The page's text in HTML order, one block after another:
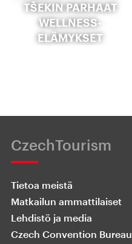
TŠEKIN PARHAAT
WELLNESS-
ELÄMYKSET
CzechTourism
Tietoa meistä
Matkailun ammattilaiset
Lehdistö ja media
Czech Convention Bureau